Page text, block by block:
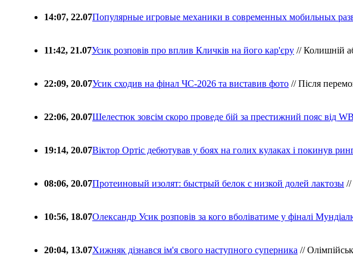
14:07, 22.07Популярные игровые механики в современных мобильных
11:42, 21.07Усик розповів про вплив Кличків на його кар'єру // Колишній
22:09, 20.07Усик сходив на фінал ЧС-2026 та виставив фото // Після
22:06, 20.07Шелестюк зовсім скоро проведе бій за престижний пояс від
19:14, 20.07Віктор Ортіс дебютував у боях на голих кулаках і покинув
08:06, 20.07Протеиновый изолят: быстрый белок с низкой долей лактозы //
10:56, 18.07Олександр Усик розповів за кого вболіватиме у фіналі
20:04, 13.07Хижняк дізнався ім'я свого наступного суперника //